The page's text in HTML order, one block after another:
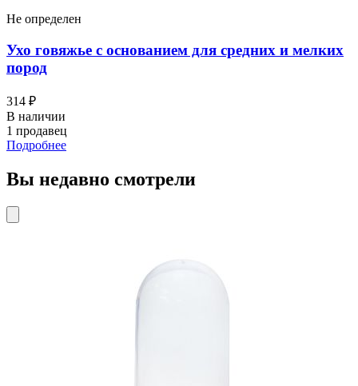
Не определен
Ухо говяжье с основанием для средних и мелких
пород
314 ₽
В наличии
1 продавец
Подробнее
Вы недавно смотрели